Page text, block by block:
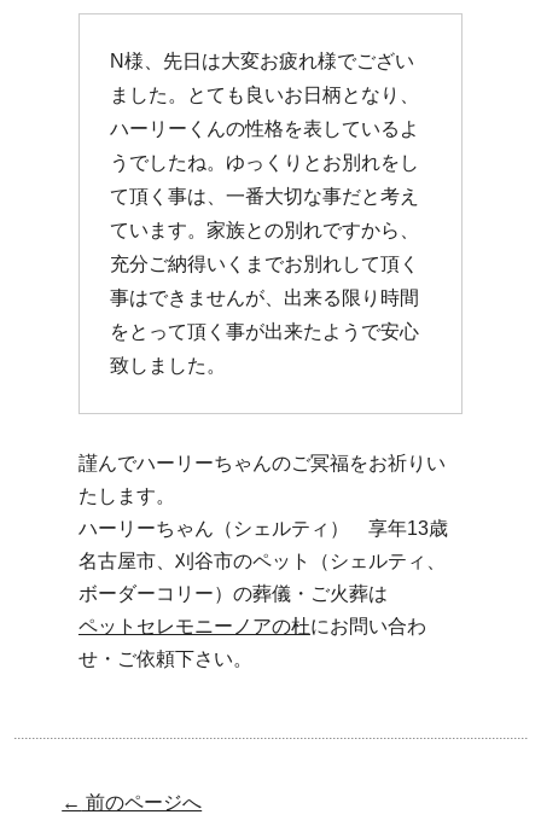
N様、先日は大変お疲れ様でござい
ました。とても良いお日柄となり、
ハーリーくんの性格を表しているよ
うでしたね。ゆっくりとお別れをし
て頂く事は、一番大切な事だと考え
ています。家族との別れですから、
充分ご納得いくまでお別れして頂く
事はできませんが、出来る限り時間
をとって頂く事が出来たようで安心
致しました。
謹んでハーリーちゃんのご冥福をお祈りい
たします。
ハーリーちゃん（シェルティ） 享年13歳
名古屋市、刈谷市のペット（シェルティ、
ボーダーコリー）の葬儀・ご火葬は
ペットセレモニーノアの杜にお問い合わ
せ・ご依頼下さい。
Post navigation
← 前のページへ